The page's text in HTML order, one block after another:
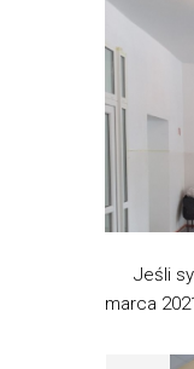
Jeśli
marca